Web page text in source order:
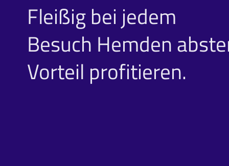
Fleißig bei jedem
Besuch Hemden
Vorteil profitieren.